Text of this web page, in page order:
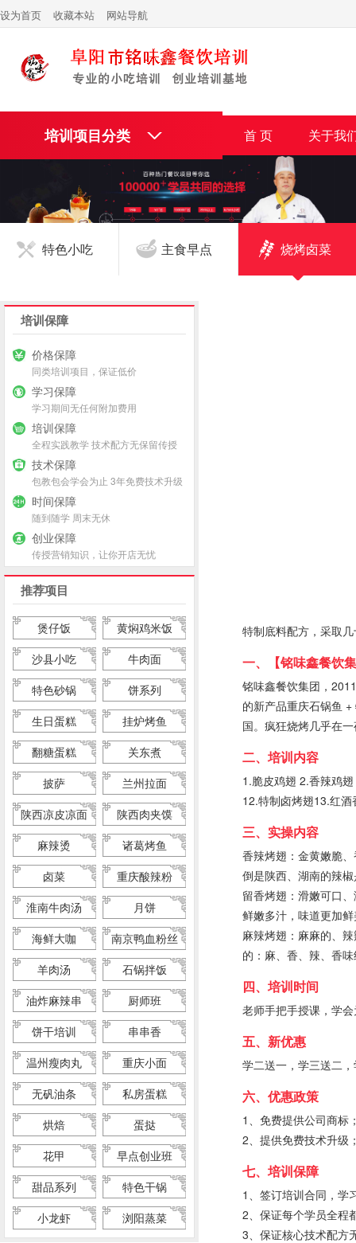
设为首页 收藏本站 网站导航
培训项目分类 首 页 关于我
特色小吃 主食早点 烧烤卤菜
培训保障
价格保障
同类培训项目，保证低价
学习保障
学习期间无任何附加费用
培训保障
全程实践教学 技术配方无保留传授
技术保障
包教包会学会为止 3年免费技术升级
时间保障
随到随学 周末无休
创业保障
传授营销知识，让你开店无忧
推荐项目
煲仔饭
黄焖鸡米饭
沙县小吃
牛肉面
特色砂锅
饼系列
生日蛋糕
挂炉烤鱼
翻糖蛋糕
关东煮
披萨
兰州拉面
陕西凉皮凉面
陕西肉夹馍
麻辣烫
诸葛烤鱼
卤菜
重庆酸辣粉
淮南牛肉汤
月饼
海鲜大咖
南京鸭血粉丝
羊肉汤
石锅拌饭
油炸麻辣串
厨师班
饼干培训
串串香
温州瘦肉丸
重庆小面
无矾油条
私房蛋糕
烘焙
蛋挞
花甲
早点创业班
甜品系列
特色干锅
小龙虾
浏阳蒸菜
特制底料配方，采取
一、【铭味鑫餐饮
铭味鑫餐饮集团，
的新产品重庆石锅鱼
国。疯狂烧烤几乎在
二、培训内容
1.脆皮鸡翅 2.香辣鸡
12.特制卤烤翅13.红
三、实操内容
香辣烤翅：金黄嫩脆
倒是陕西、湖南的辣
留香烤翅：滑嫩可口
鲜嫩多汁，味道更加
麻辣烤翅：麻麻的、
的：麻、香、辣、香
四、培训时间
老师手把手授课，学
五、新优惠
学二送一，学三送二
六、优惠政策
1、免费提供公司商标
2、提供免费技术升级
七、培训保障
1、签订培训合同，学
2、保证每个学员全程
3、保证核心技术配方